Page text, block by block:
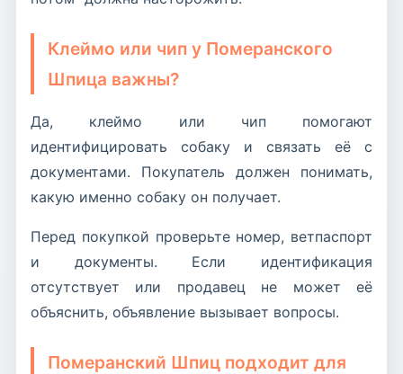
Клеймо или чип у Померанского
Шпица важны?
Да, клеймо или чип помогают
идентифицировать собаку и связать её с
документами. Покупатель должен понимать,
какую именно собаку он получает.
Перед покупкой проверьте номер, ветпаспорт
и документы. Если идентификация
отсутствует или продавец не может её
объяснить, объявление вызывает вопросы.
Померанский Шпиц подходит для